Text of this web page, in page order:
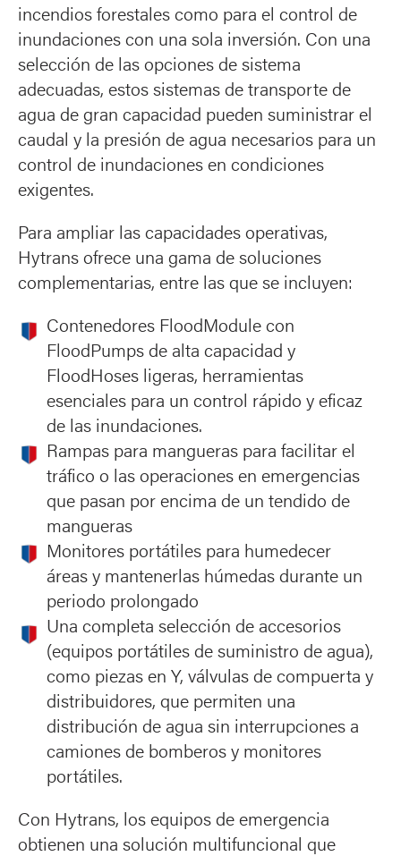
incendios forestales como para el control de
inundaciones con una sola inversión. Con una
selección de las opciones de sistema
adecuadas, estos sistemas de transporte de
agua de gran capacidad pueden suministrar el
caudal y la presión de agua necesarios para un
control de inundaciones en condiciones
exigentes.
Para ampliar las capacidades operativas,
Hytrans ofrece una gama de soluciones
complementarias, entre las que se incluyen:
Contenedores FloodModule con
FloodPumps de alta capacidad y
FloodHoses ligeras, herramientas
esenciales para un control rápido y eficaz
de las inundaciones.
Rampas para mangueras para facilitar el
tráfico o las operaciones en emergencias
que pasan por encima de un tendido de
mangueras
Monitores portátiles para humedecer
áreas y mantenerlas húmedas durante un
periodo prolongado
Una completa selección de accesorios
(equipos portátiles de suministro de agua),
como piezas en Y, válvulas de compuerta y
distribuidores, que permiten una
distribución de agua sin interrupciones a
camiones de bomberos y monitores
portátiles.
Con Hytrans, los equipos de emergencia
obtienen una solución multifuncional que